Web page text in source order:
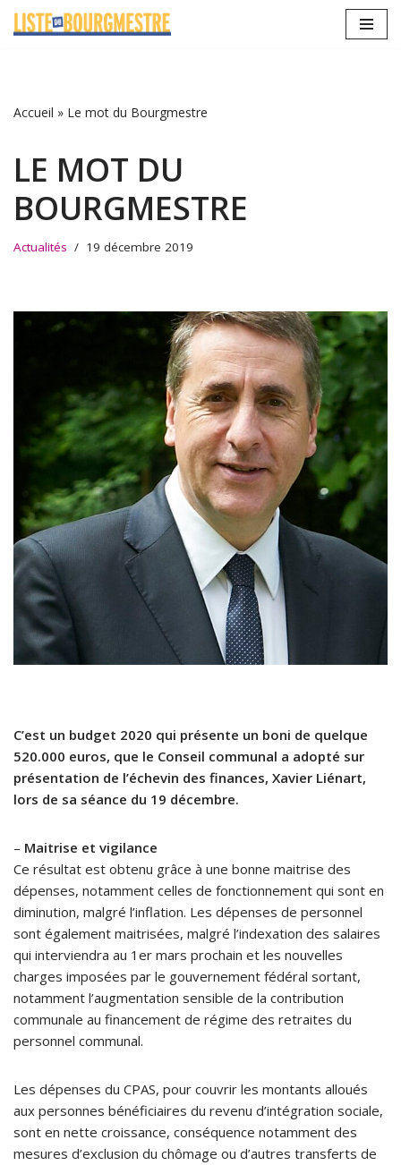
Accueil » Le mot du Bourgmestre
LE MOT DU
BOURGMESTRE
Actualités 19 décembre 2019
C’est un budget 2020 qui présente un boni de quelque
520.000 euros, que le Conseil communal a adopté sur
présentation de l’échevin des finances, Xavier Liénart,
lors de sa séance du 19 décembre.
– Maitrise et vigilance
Ce résultat est obtenu grâce à une bonne maitrise des
dépenses, notamment celles de fonctionnement qui sont en
diminution, malgré l’inflation. Les dépenses de personnel
sont également maitrisées, malgré l’indexation des salaires
qui interviendra au 1er mars prochain et les nouvelles
charges imposées par le gouvernement fédéral sortant,
notamment l’augmentation sensible de la contribution
communale au financement de régime des retraites du
personnel communal.
Les dépenses du CPAS, pour couvrir les montants alloués
aux personnes bénéficiaires du revenu d’intégration sociale,
sont en nette croissance, conséquence notamment des
mesures d’exclusion du chômage ou d’autres transferts de